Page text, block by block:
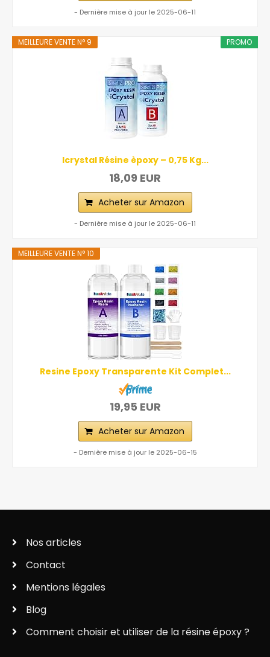
- Dernière mise à jour le 2025-06-11
PROMO
MEILLEURE VENTE N° 9
Icrystal Résine èpoxy – 0,75 Kg...
18,09 EUR
Acheter sur Amazon
- Dernière mise à jour le 2025-06-11
MEILLEURE VENTE N° 10
Resine Epoxy Transparente Kit Complet...
19,95 EUR
Acheter sur Amazon
- Dernière mise à jour le 2025-06-15
Nos articles
Contact
Mentions légales
Blog
Comment choisir et utiliser de la résine époxy ?